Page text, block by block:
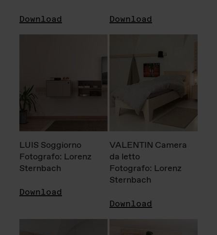
Download Download
LUIS Soggiorno
Fotografo: Lorenz
Sternbach
Download
VALENTIN Camera
da letto
Fotografo: Lorenz
Sternbach
Download